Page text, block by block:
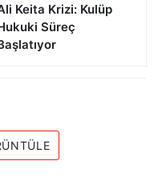
Keita Krizi: Kulüp
Süreç